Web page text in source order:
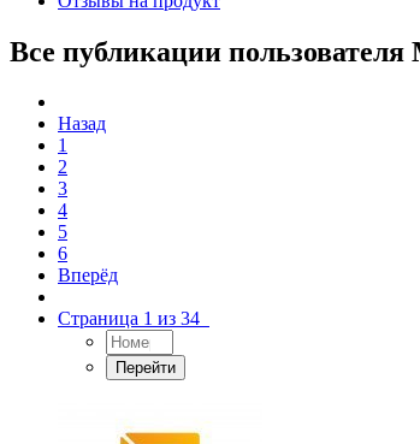
Все публикации
Назад
1
2
3
4
5
6
Вперёд
Страница 1 из 34